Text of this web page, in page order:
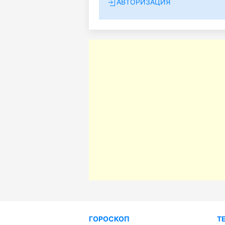
АВТОРИЗАЦИЯ
ГОРОСКОП